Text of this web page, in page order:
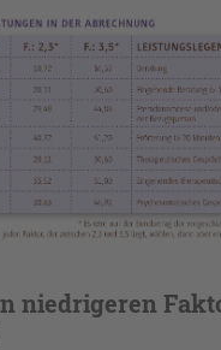
niedrigeren